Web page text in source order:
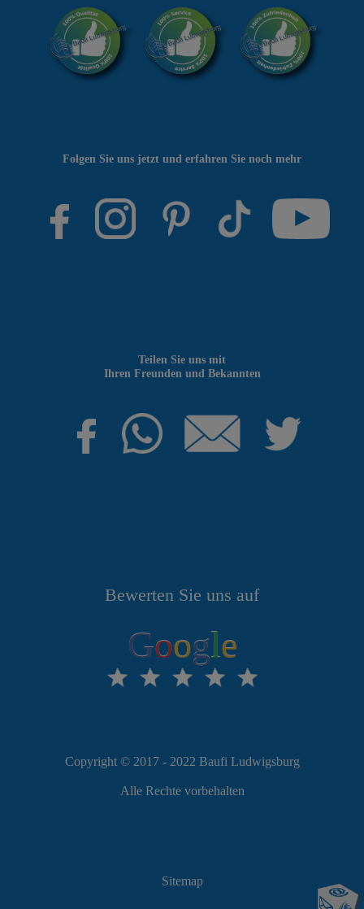
Bewerten Sie uns auf
Google
Teilen Sie uns mit
Ihren Freunden und Bekannten
Folgen Sie uns jetzt und erfahren Sie noch mehr
Copyright © 2017 - 2022 Baufi Ludwigsburg
Alle Rechte vorbehalten
Sitemap